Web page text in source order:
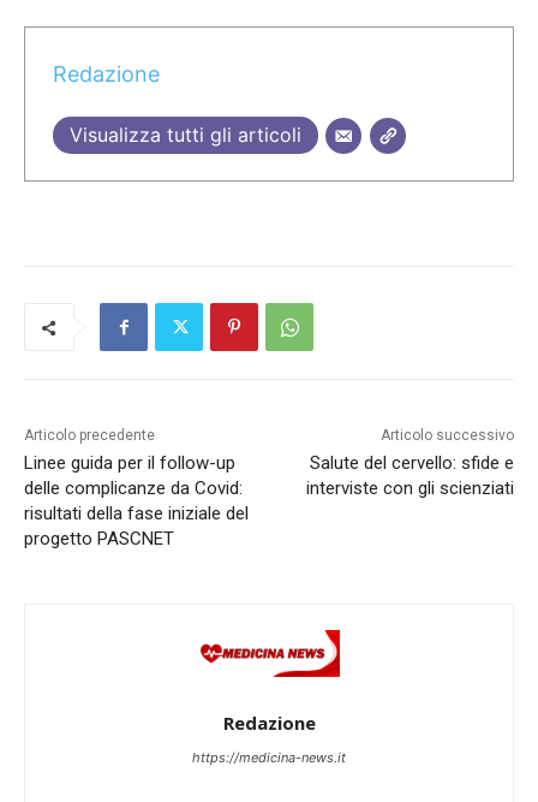
Redazione
Visualizza tutti gli articoli
Articolo precedente
Linee guida per il follow-up
delle complicanze da Covid:
risultati della fase iniziale del
progetto PASCNET
Articolo successivo
Salute del cervello: sfide e
interviste con gli scienziati
Redazione
https://medicina-news.it